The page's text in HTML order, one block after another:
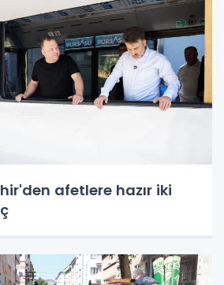
afetlere hazır iki